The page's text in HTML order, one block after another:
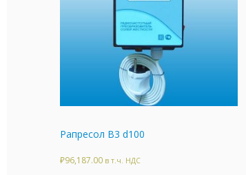
Рапресол В3 d100
₽96,187.00 в т.ч. НДС